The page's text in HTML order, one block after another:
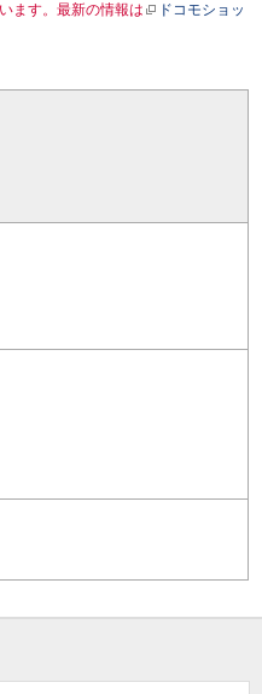
ます。最新の情報は
ドコモショッ